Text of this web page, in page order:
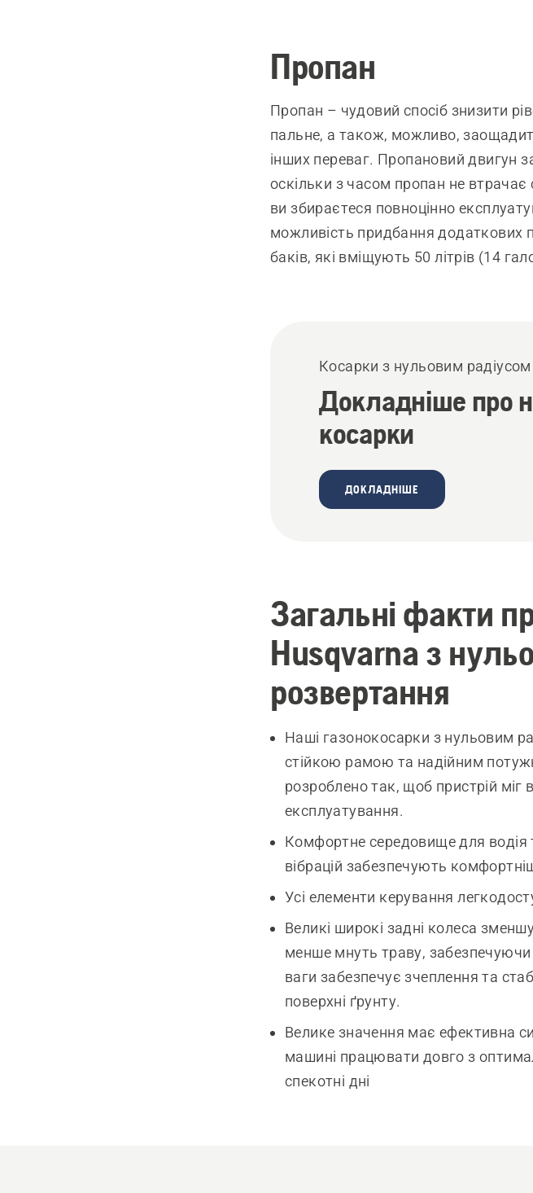
Пропан
Пропан – чудовий спосіб знизити
пальне, а також, можливо,
інших переваг. Пропановий двигун
оскільки з часом пропан не втрачає
ви збираєтеся повноцінно
можливість придбання додаткових
баків, які вміщують 50 літрів (14
Косарки з нульовим
Докладніше про
косарки
ДОКЛАДНІШЕ
Загальні факти
Husqvarna з
розвертання
Наші газонокосарки з нульовим
стійкою рамою та надійним
розроблено так, щоб пристрій міг
експлуатування.
Комфортне середовище для водія
вібрацій забезпечують
Усі елементи керування
Великі широкі задні колеса
менше мнуть траву, забезпечуючи
ваги забезпечує зчеплення та
поверхні ґрунту.
Велике значення має ефективна
машині працювати довго з
спекотні дні